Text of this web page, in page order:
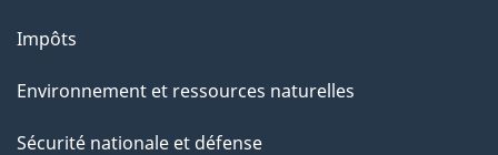
Impôts
Environnement et ressources naturelles
Sécurité nationale et défense